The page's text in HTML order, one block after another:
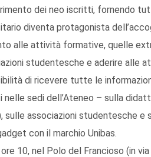
dei neo iscritti, fornendo
diventa protagonista
alle attività formative, quelle
studentesche e aderire alle
di ricevere tutte le
sedi dell’Ateneo – sulla
sulle associazioni studentesche
con il marchio Unibas.
10, nel Polo del Francioso (in via